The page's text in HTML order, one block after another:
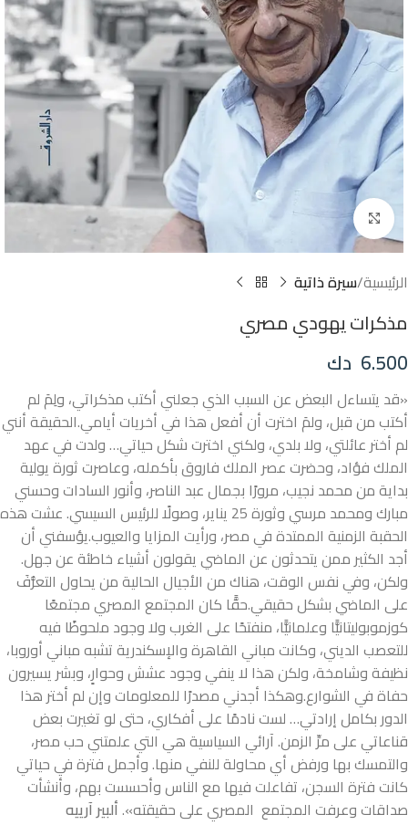
Click to enlarge
الرئيسية سيرة ذاتية
مذكرات يهودي مصري
6.500 دك
«قد يتساءل البعض عن السبب الذي جعلني أكتب مذكراتي، ولِمَ لم
أكتب من قبل، ولمَ اخترت أن أفعل هذا في أخريات أيامي.الحقيقة أنني
لم أختر عائلتي، ولا بلدي، ولكني اخترت شكل حياتي… ولدت في عهد
الملك فؤاد، وحضرت عصر الملك فاروق بأكمله، وعاصرت ثورة يولية
بداية من محمد نجيب، مرورًا بجمال عبد الناصر، وأنور السادات وحسني
مبارك ومحمد مرسي وثورة 25 يناير، وصولًا للرئيس السيسي. عشت هذه
الحقبة الزمنية الممتدة في مصر، ورأيت المزايا والعيوب.يؤسفني أن
أجد الكثير ممن يتحدثون عن الماضي يقولون أشياء خاطئة عن جهل.
ولكن، وفي نفس الوقت، هناك من الأجيال الحالية من يحاول التعرُّفَ
على الماضي بشكل حقيقي.حقًّا كان المجتمع المصري مجتمعًا
كوزموبوليتانيًّا وعلمانيًّا، منفتحًا على الغرب ولا وجود ملحوظًا فيه
للتعصب الديني، وكانت مباني القاهرة والإسكندرية تشبه مباني أوروبا،
نظيفة وشامخة، ولكن هذا لا ينفي وجود عشش وحوارٍ، وبشر يسيرون
حفاة في الشوارع.وهكذا أجدني مصدرًا للمعلومات وإن لم أختر هذا
الدور بكامل إرادتي… لست نادمًا على أفكاري، حتى لو تغيرت بعض
قناعاتي على مرِّ الزمن. آرائي السياسية هي التي علمتني حب مصر،
والتمسك بها ورفض أي محاولة للنفي منها. وأجمل فترة في حياتي
كانت فترة السجن، تفاعلت فيها مع الناس وأحسست بهم، وأنشأت
صداقات وعرفت المجتمع المصري على حقيقته».ألبير آرييه